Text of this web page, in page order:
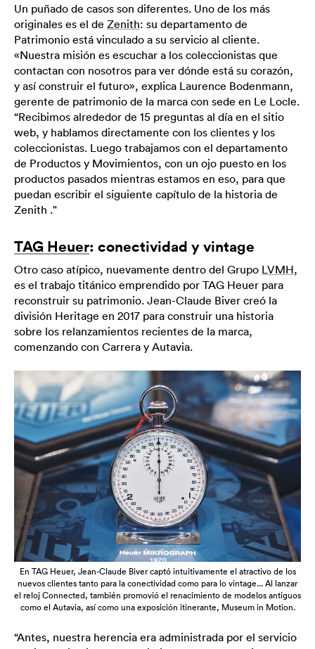
Un puñado de casos son diferentes. Uno de los más
originales es el de Zenith: su departamento de
Patrimonio está vinculado a su servicio al cliente.
«Nuestra misión es escuchar a los coleccionistas que
contactan con nosotros para ver dónde está su corazón,
y así construir el futuro», explica Laurence Bodenmann,
gerente de patrimonio de la marca con sede en Le Locle.
“Recibimos alrededor de 15 preguntas al día en el sitio
web, y hablamos directamente con los clientes y los
coleccionistas. Luego trabajamos con el departamento
de Productos y Movimientos, con un ojo puesto en los
productos pasados ​​mientras estamos en eso, para que
puedan escribir el siguiente capítulo de la historia de
Zenith ."
TAG Heuer: conectividad y vintage
Otro caso atípico, nuevamente dentro del Grupo LVMH,
es el trabajo titánico emprendido por TAG Heuer para
reconstruir su patrimonio. Jean-Claude Biver creó la
división Heritage en 2017 para construir una historia
sobre los relanzamientos recientes de la marca,
comenzando con Carrera y Autavia.
En TAG Heuer, Jean-Claude Biver captó intuitivamente el atractivo de los
nuevos clientes tanto para la conectividad como para lo vintage... Al lanzar
el reloj Connected, también promovió el renacimiento de modelos antiguos
como el Autavia, así como una exposición itinerante, Museum in Motion.
“Antes, nuestra herencia era administrada por el servicio